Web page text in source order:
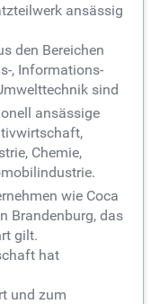
ansässig
den Bereichen
, Informations-
sind
ansässige
Chemie,
wie Coca
Brandenburg, das
gilt.
hat
und zum